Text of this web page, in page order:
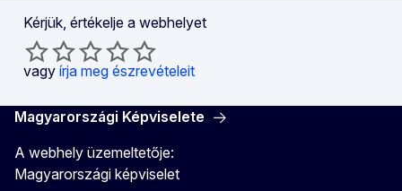
Kérjük, értékelje a webhelyet
vagy írja meg észrevételeit
Magyarországi Képviselete
A webhely üzemeltetője:
Magyarországi képviselet